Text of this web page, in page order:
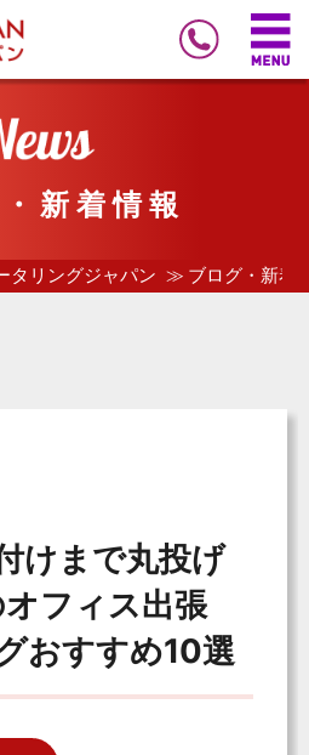
新着情報
タリングジャパン ブログ・新着
けまで丸投げ
フィス出張
おすすめ10選